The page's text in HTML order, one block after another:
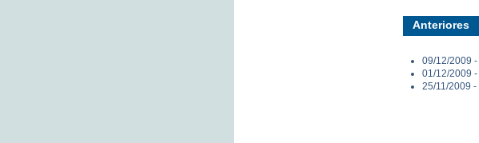
Anteriores
09/12/2009 -
01/12/2009 -
25/11/2009 -